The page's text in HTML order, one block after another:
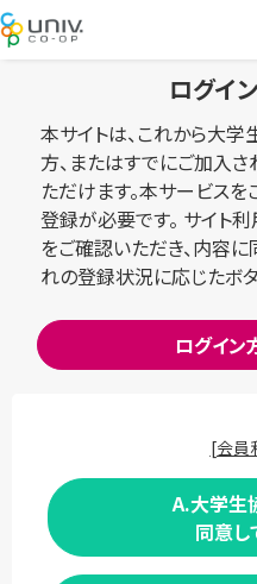
ログイ
本サイトは、これから大
方、またはすでにご加入
ただけます。本サービス
登録が必要です。 サイト
をご確認いただき、内容
れの登録状況に応じたボ
ログイン
[会員
A.大学生
同意し